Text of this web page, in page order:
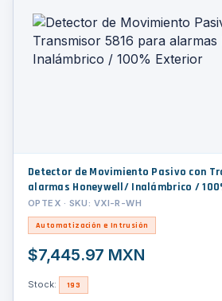
Detector de Movimiento Pasivo con
alarmas Honeywell/ Inalámbrico /
OPTEX · SKU: VXI-R-WH
Automatización e Intrusión
$7,445.97 MXN
Stock: 193